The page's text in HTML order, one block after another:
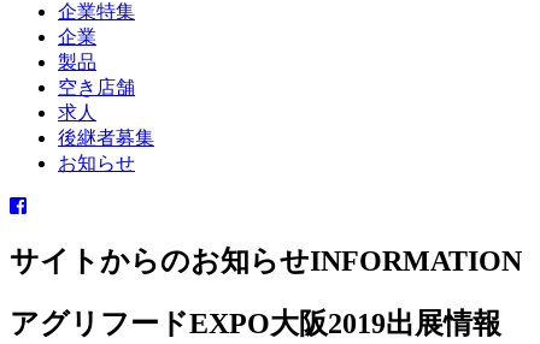
企業特集
企業
製品
空き店舗
求人
後継者募集
お知らせ
サイトからのお知らせINFORMATION
アグリフードEXPO大阪2019出展情報